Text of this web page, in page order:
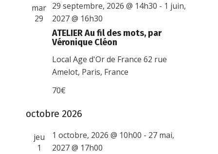
mar
29
ATELIER Au fil des mots, par
Véronique Cléon
29 septembre, 2026 @ 14h30 - 1 juin,
2027 @ 16h30
Local Age d'Or de France62 rue
Amelot, Paris, France
70€
octobre 2026
jeu
1
1 octobre, 2026 @ 10h00 - 27 mai,
2027 @ 17h00